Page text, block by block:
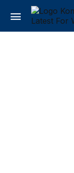
Puncak